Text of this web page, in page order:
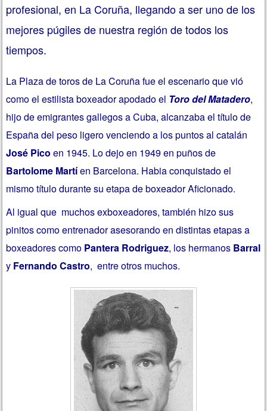
profesional, en La Coruña, llegando a ser uno de los
mejores púgiles de nuestra región de todos los
tiempos.
La Plaza de toros de La Coruña fue el escenario que vió
como el estilista boxeador apodado el Toro del Matadero,
hijo de emigrantes gallegos a Cuba, alcanzaba el título de
España del peso ligero venciendo a los puntos al catalán
José Pico en 1945. Lo dejo en 1949 en puños de
Bartolome Martíen Barcelona. Habia conquistado el
mismo título durante su etapa de boxeador Aficionado.
Al igual que muchos exboxeadores, también hizo sus
pinitos como entrenador asesorando en distintas etapas a
boxeadores como Pantera Rodriguez, los hermanos Barral
y Fernando Castro, entre otros muchos.